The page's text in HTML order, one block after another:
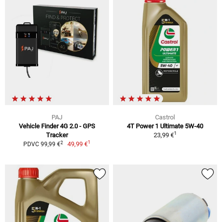
PAJ
Vehicle Finder 4G 2.0 - GPS
Tracker
PDVC 99,99 €2 49,99 €1
Castrol
4T Power 1 Ultimate 5W-40
23,99 €1